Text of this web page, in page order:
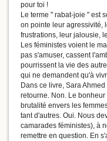
pour toi !
Le terme " rabat-joie " est
on pointe leur agressivité,
frustrations, leur jalousie,
Les féministes voient le
pas s'amuser, cassent
pourrissent la vie des
qui ne demandent qu'à
Dans ce livre, Sara
retourne. Non. Le
brutalité envers les
tant d'autres. Oui. Nous
camarades féministes), à
remettre en question. En